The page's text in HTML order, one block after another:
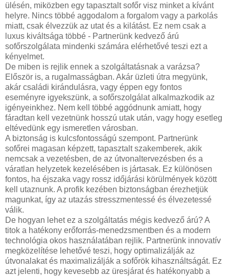
ülésén, miközben egy tapasztalt sofőr visz minket a kívánt
helyre. Nincs többé aggodalom a forgalom vagy a parkolás
miatt, csak élvezzük az utat és a kilátást. Ez nem csak a
luxus kiváltsága többé - Partnerünk kedvező árú
sofőrszolgálata mindenki számára elérhetővé teszi ezt a
kényelmet.
De miben is rejlik ennek a szolgáltatásnak a varázsa?
Először is, a rugalmasságban. Akár üzleti útra megyünk,
akár családi kirándulásra, vagy éppen egy fontos
eseményre igyekszünk, a sofőrszolgálat alkalmazkodik az
igényeinkhez. Nem kell többé aggódnunk amiatt, hogy
fáradtan kell vezetnünk hosszú utak után, vagy hogy esetleg
eltévedünk egy ismeretlen városban.
A biztonság is kulcsfontosságú szempont. Partnerünk
sofőrei magasan képzett, tapasztalt szakemberek, akik
nemcsak a vezetésben, de az útvonaltervezésben és a
váratlan helyzetek kezelésében is jártasak. Ez különösen
fontos, ha éjszaka vagy rossz időjárási körülmények között
kell utaznunk. A profik kezében biztonságban érezhetjük
magunkat, így az utazás stresszmentessé és élvezetessé
válik.
De hogyan lehet ez a szolgáltatás mégis kedvező árú? A
titok a hatékony erőforrás-menedzsmentben és a modern
technológia okos használatában rejlik. Partnerünk innovatív
megközelítése lehetővé teszi, hogy optimalizálják az
útvonalakat és maximalizálják a sofőrök kihasználtságát. Ez
azt jelenti, hogy kevesebb az üresjárat és hatékonyabb a